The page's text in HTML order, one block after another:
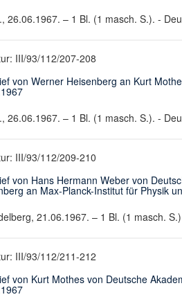
26.06.1967. – 1 Bl. (1 masch. S.). -
III/93/112/207-208
von Werner Heisenberg an Kurt
26.06.1967. – 1 Bl. (1 masch. S.). -
III/93/112/209-210
von Hans Hermann Weber von
an Max-Planck-Institut für Physik
21.06.1967. – 1 Bl. (1 masch.
III/93/112/211-212
von Kurt Mothes von Deutsche